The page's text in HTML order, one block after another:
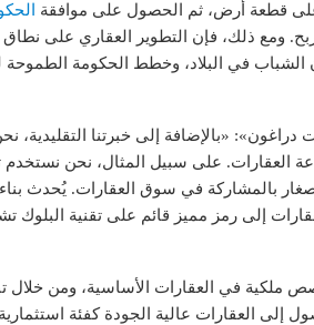
على قطعة أرض، ثم الحصول على موافقة
ومع ذلك، فإن التطوير العقاري على نطاق
في البلاد، وخطط الحكومة الطموحة
«بالإضافة إلى خبرتنا التقليدية،
العقارات. على سبيل المثال، نحن نستخدم
بالمشاركة في سوق العقارات. يُحدث
إلى رمز مميز قائم على تقنية البلوك
ملكية في العقارات الأساسية، ومن خلال
العقارات عالية الجودة كفئة